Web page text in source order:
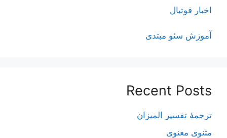
اخبار فوتبال
آموزش سئو مبتدی
Recent Posts
ترجمۀ تفسیر المیزان
مثنوی معنوی